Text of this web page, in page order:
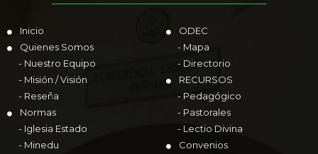
Inicio
Quienes Somos
- Nuestro Equipo
- Misión / Visión
- Reseña
Normas
- Iglesia Estado
- Minedu
ODEC
- Mapa
- Directorio
RECURSOS
- Pedagógico
- Pastorales
- Lectio Divina
Convenios